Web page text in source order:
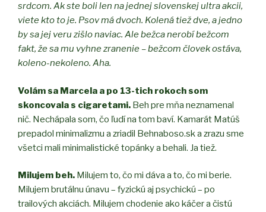
srdcom. Ak ste boli len na jednej slovenskej ultra akcii,
viete kto to je. Psov má dvoch. Kolená tiež dve, a jedno
by sa jej veru zišlo naviac. Ale bežca nerobí bežcom
fakt, že sa mu vyhne zranenie – bežcom človek ostáva,
koleno-nekoleno. Aha.
Volám sa Marcela a po 13-tich rokoch som
skoncovala s cigaretami. Beh pre mňa neznamenal
nič. Nechápala som, čo ľudí na tom baví. Kamarát Matúš
prepadol minimalizmu a zriadil Behnaboso.sk a zrazu sme
všetci mali minimalistické topánky a behali. Ja tiež.
Milujem beh. Milujem to, čo mi dáva a to, čo mi berie.
Milujem brutálnu únavu – fyzickú aj psychickú – po
trailových akciách. Milujem chodenie ako káčer a čistú